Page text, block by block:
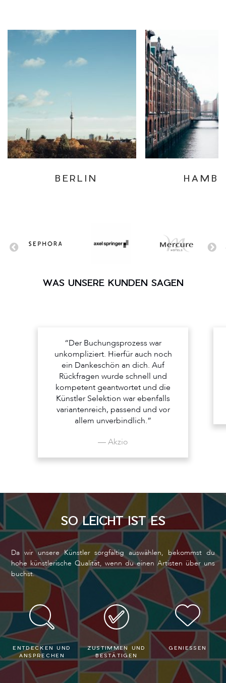
BERLIN
WAS UNSERE KUNDEN SAGEN
“Der Buchungsprozess war
unkompliziert. Hierfür auch noch
ein Dankeschön an dich. Auf
Rückfragen wurde schnell und
kompetent geantwortet und die
Künstler Selektion war ebenfalls
variantenreich, passend und vor
allem unverbindlich.”
— Akzio
SO LEICHT IST ES
Da wir unsere Künstler sorgfältig auswählen, bekommst du
hohe künstlerische Qualität, wenn du einen Artisten über uns
buchst.
ENTDECKEN UND
ANSPRECHEN
ZUSTIMMEN UND
BESTÄTIGEN
GENIESSEN